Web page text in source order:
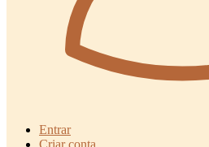
Entrar
Criar conta